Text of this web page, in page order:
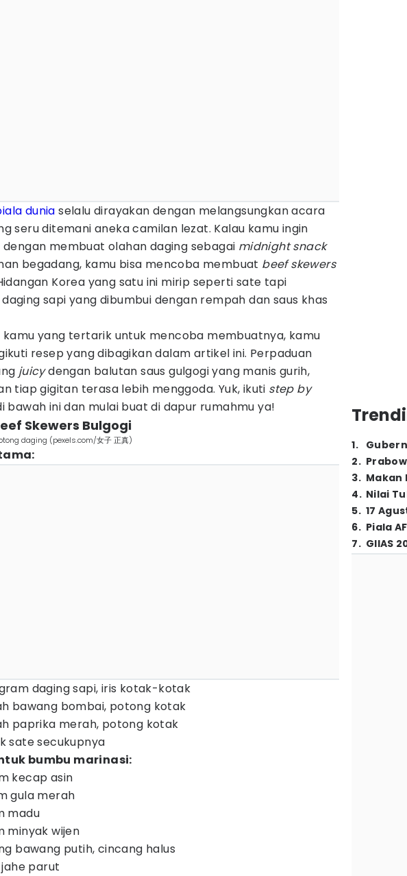
dunia selalu dirayakan dengan melangsungkan acara
seru ditemani aneka camilan lezat. Kalau kamu ingin
membuat olahan daging sebagai midnight snack
begadang, kamu bisa mencoba membuat beef skewers
Korea yang satu ini mirip seperti sate tapi
sapi yang dibumbui dengan rempah dan saus khas
kamu yang tertarik untuk mencoba membuatnya, kamu
resep yang dibagikan dalam artikel ini. Perpaduan
juicydengan balutan saus gulgogi yang manis gurih,
tiap gigitan terasa lebih menggoda. Yuk, ikuti step by
bawah ini dan mulai buat di dapur rumahmu ya!
Skewers Bulgogi
daging (pexels.com/女子 正真)
daging sapi, iris kotak-kotak
bawang bombai, potong kotak
paprika merah, potong kotak
sate secukupnya
bumbu marinasi:
kecap asin
gula merah
madu
minyak wijen
bawang putih, cincang halus
jahe parut
1.
2.
3. Makan
4. Nilai
5. 17
6. Piala
7. GIIAS